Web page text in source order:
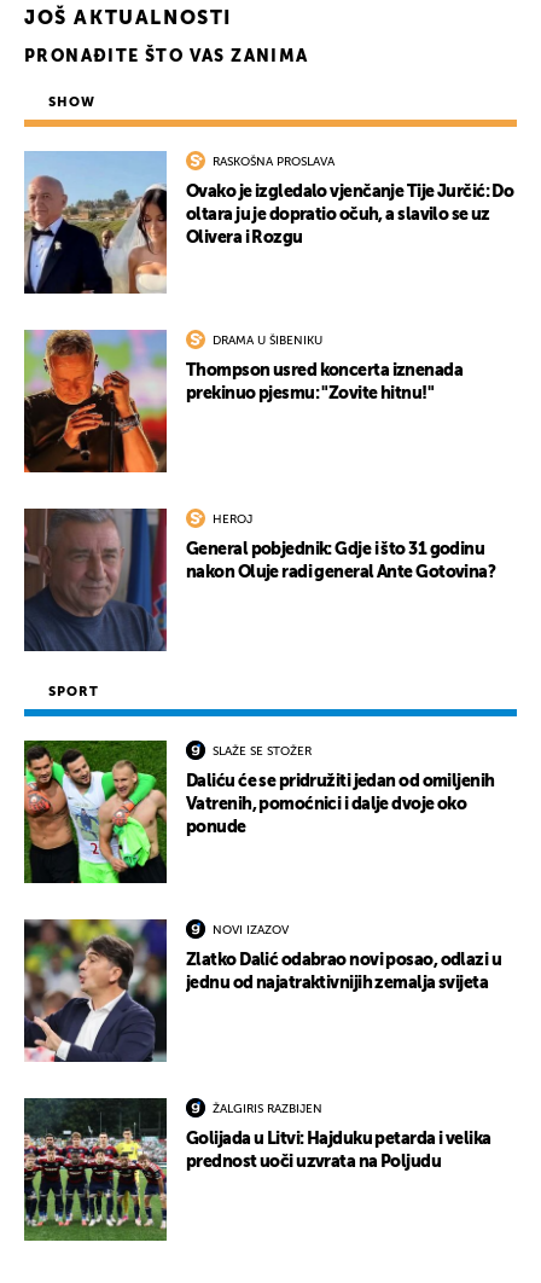
JOŠ AKTUALNOSTI
PRONAĐITE ŠTO VAS ZANIMA
SHOW
RASKOŠNA PROSLAVA
Ovako je izgledalo vjenčanje Tije Jurčić: Do
oltara ju je dopratio očuh, a slavilo se uz
Olivera i Rozgu
DRAMA U ŠIBENIKU
Thompson usred koncerta iznenada
prekinuo pjesmu: "Zovite hitnu!"
HEROJ
General pobjednik: Gdje i što 31 godinu
nakon Oluje radi general Ante Gotovina?
SPORT
SLAŽE SE STOŽER
Daliću će se pridružiti jedan od omiljenih
Vatrenih, pomoćnici i dalje dvoje oko
ponude
NOVI IZAZOV
Zlatko Dalić odabrao novi posao, odlazi u
jednu od najatraktivnijih zemalja svijeta
ŽALGIRIS RAZBIJEN
Golijada u Litvi: Hajduku petarda i velika
prednost uoči uzvrata na Poljudu